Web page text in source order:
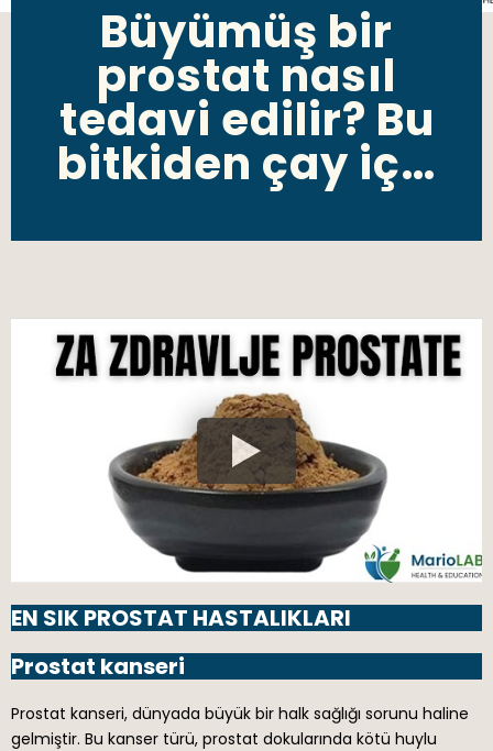
Büyümüş bir
prostat nasıl
tedavi edilir? Bu
bitkiden çay iç…
EN SIK PROSTAT HASTALIKLARI
Prostat kanseri
Prostat kanseri, dünyada büyük bir halk sağlığı sorunu haline
gelmiştir. Bu kanser türü, prostat dokularında kötü huylu